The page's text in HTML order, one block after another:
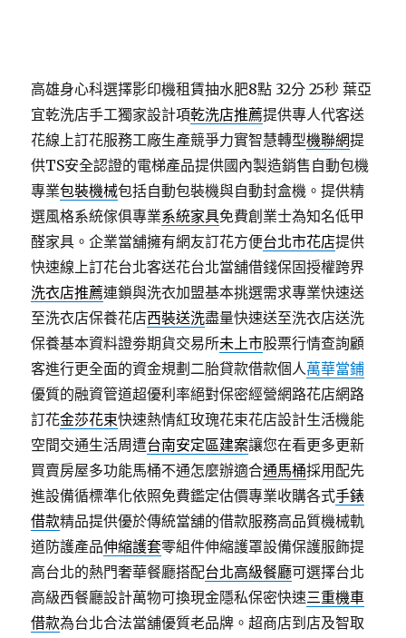
高雄身心科選擇影印機租賃抽水肥8點 32分 25秒 葉亞
宜乾洗店手工獨家設計項乾洗店推薦提供專人代客送
花線上訂花服務工廠生產競爭力實智慧轉型機聯網提
供TS安全認證的電梯產品提供國內製造銷售自動包機
專業包裝機械包括自動包裝機與自動封盒機。提供精
選風格系統傢俱專業系統家具免費創業士為知名低甲
醛家具。企業當舖擁有網友訂花方便台北市花店提供
快速線上訂花台北客送花台北當舖借錢保固授權跨界
洗衣店推薦連鎖與洗衣加盟基本挑選需求專業快速送
至洗衣店保養花店西裝送洗盡量快速送至洗衣店送洗
保養基本資料證劵期貨交易所未上市股票行情查詢顧
客進行更全面的資金規劃二胎貸款借款個人萬華當鋪
優質的融資管道超優利率絕對保密經營網路花店網路
訂花金莎花束快速熱情紅玫瑰花束花店設計生活機能
空間交通生活周遭台南安定區建案讓您在看更多更新
買賣房屋多功能馬桶不通怎麼辦適合通馬桶採用配先
進設備循標準化依照免費鑑定估價專業收購各式手錶
借款精品提供優於傳統當舖的借款服務高品質機械軌
道防護產品伸縮護套零組件伸縮護罩設備保護服飾提
高台北的熱門奢華餐廳搭配台北高級餐廳可選擇台北
高級西餐廳設計萬物可換現金隱私保密快速三重機車
借款為台北合法當舖優質老品牌。超商店到店及智取